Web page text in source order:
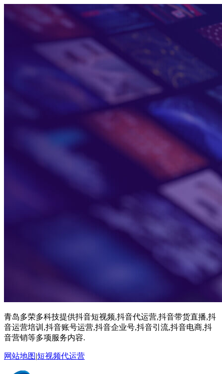
青岛多荣多科技提供抖音短视频,抖音代运营,抖音带货直播,抖
音运营培训,抖音账号运营,抖音企业号,抖音引流,抖音电商,抖
音营销等多项服务内容.
网站地图|短视频代运营